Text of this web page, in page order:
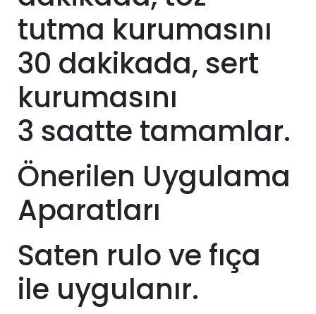
tutma kurumasını
30 dakikada, sert
kurumasını
3 saatte tamamlar.
Önerilen Uygulama
Aparatları
Saten rulo ve fıça
ile uygulanır.